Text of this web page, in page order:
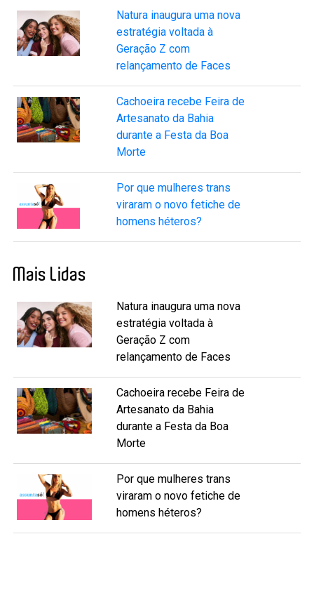
Natura inaugura uma nova
estratégia voltada à
Geração Z com
relançamento de Faces
Cachoeira recebe Feira de
Artesanato da Bahia
durante a Festa da Boa
Morte
Por que mulheres trans
viraram o novo fetiche de
homens héteros?
Mais Lidas
Natura inaugura uma nova
estratégia voltada à
Geração Z com
relançamento de Faces
Cachoeira recebe Feira de
Artesanato da Bahia
durante a Festa da Boa
Morte
Por que mulheres trans
viraram o novo fetiche de
homens héteros?